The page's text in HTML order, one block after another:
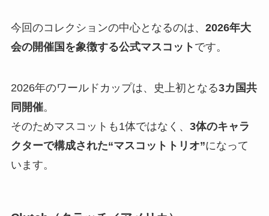
今回のコレクションの中心となるのは、 2026年大
会の開催国を象徴する公式マスコット です。
2026年のワールドカップは、史上初となる3カ国共
同開催。
そのためマスコットも1体ではなく、 3体のキャラ
クターで構成された“マスコットトリオ”になって
います。